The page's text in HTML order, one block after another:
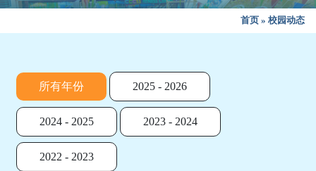
首页 » 校园动态
所有年份 2025 - 2026
2024 - 2025 2023 - 2024
2022 - 2023